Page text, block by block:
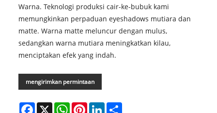
Warna. Teknologi produksi cair-ke-bubuk kami
memungkinkan perpaduan eyeshadows mutiara dan
matte. Warna matte meluncur dengan mulus,
sedangkan warna mutiara meningkatkan kilau,
menciptakan efek yang indah.
mengirimkan permintaan
Facebook
X WhatsAppPinterestLinkedInShare